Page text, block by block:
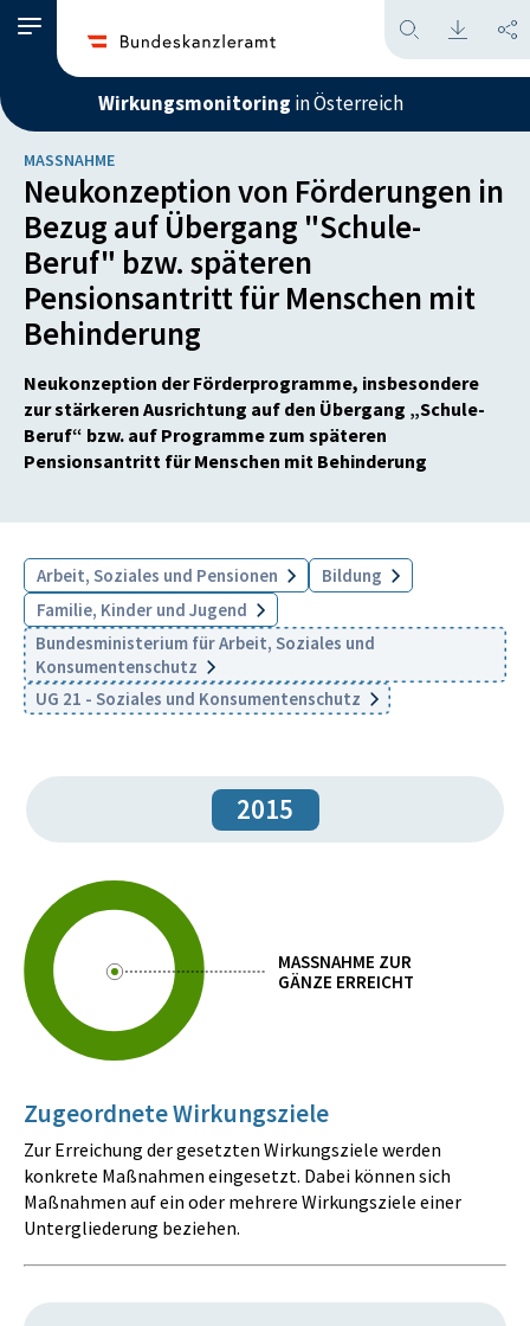
Wirkungsmonitoring in Österreich
MASSNAHME
Neukonzeption von Förderungen in
Bezug auf Übergang "Schule-
Beruf" bzw. späteren
Pensionsantritt für Menschen mit
Behinderung
Neukonzeption der Förderprogramme, insbesondere
zur stärkeren Ausrichtung auf den Übergang „Schule-
Beruf“ bzw. auf Programme zum späteren
Pensionsantritt für Menschen mit Behinderung
Arbeit, Soziales und Pensionen
Bildung
Familie, Kinder und Jugend
Bundesministerium für Arbeit, Soziales und
Konsumentenschutz
UG 21 - Soziales und Konsumentenschutz
2015
MASSNAHME ZUR
GÄNZE ERREICHT
Zugeordnete Wirkungsziele
Zur Erreichung der gesetzten Wirkungsziele werden
konkrete Maßnahmen eingesetzt. Dabei können sich
Maßnahmen auf ein oder mehrere Wirkungsziele einer
Untergliederung beziehen.